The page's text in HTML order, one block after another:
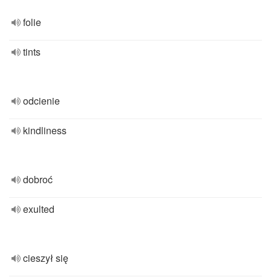
folie
tints
odcienie
kindliness
dobroć
exulted
cieszył się